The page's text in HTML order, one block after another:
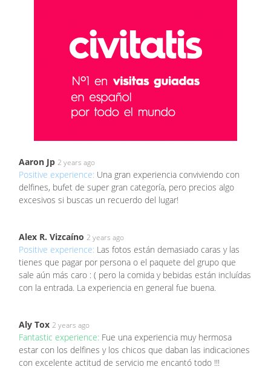
Aaron Jp 2 years ago
Positive experience: Una gran experiencia conviviendo con
delfines, bufet de super gran categoría, pero precios algo
excesivos si buscas un recuerdo del lugar!
Alex R. Vizcaíno 2 years ago
Positive experience: Las fotos están demasiado caras y las
tienes que pagar por persona o el paquete del grupo que
sale aún más caro : ( pero la comida y bebidas están incluídas
con la entrada. La experiencia en general fue buena.
Aly Tox 2 years ago
Fantastic experience: Fue una experiencia muy hermosa
estar con los delfines y los chicos que daban las indicaciones
con excelente actitud de servicio me encantó todo !!!